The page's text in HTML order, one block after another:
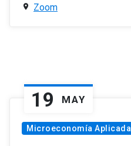
Zoom
19 MAY
Microeconomía Aplicada